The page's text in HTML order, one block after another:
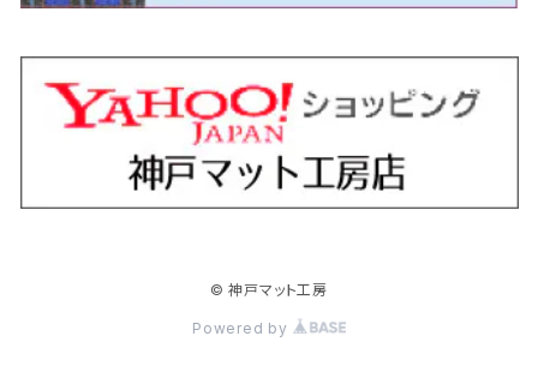
H24/5～ 160系
カローラ・クロス
カローラ・スポーツ
H26/2～ V37
H11/6～H16/10 Y34
H1/6～H11/6 Y30
セレナ
H22/11～H28/9 C26
H15/6～R2/8 BN/BM/BL系
レガシィアウトバック
H15/10～ BP/BR/BS/BT系
レガシィツーリングワゴン
H30/6～ 160系
H24/10～ MJ系
フレアクロスオーバー
H26/1～ MS系
H30/6～ LA550/560S
ムーヴ
H26/12～R5/7 LA150/160S
ムーヴキャンバス
R5/11～ MK54S・MK94S
H23/1～H27/8 MA15S
H27/8～R2/12 MA26/36/46S
ハスラー
H26/1～ MR系
R5/5～ B30系/BA系
パジェロ
H18/10～R1/8 7人乗ロング V90系
H11/6～H30/7 バン HH5・HH6
H21/12～R3/4 トラック
アコード・アコードハイブリッド
H25/6～R2/2 CR系
© 神戸マット工房
Powered by